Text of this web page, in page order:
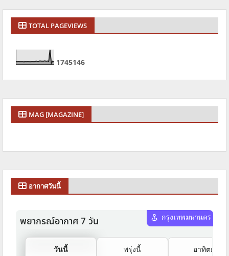
TOTAL PAGEVIEWS
1745146
MAG [MAGAZINE]
อากาศวันนี้